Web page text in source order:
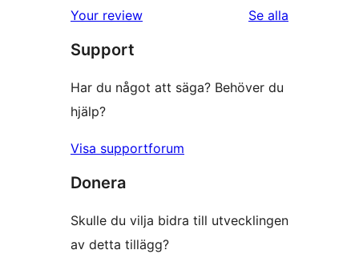
recensioner
stjärniga
recensioner
Your review Se alla
Support
Har du något att säga? Behöver du
hjälp?
Visa supportforum
Donera
Skulle du vilja bidra till utvecklingen
av detta tillägg?